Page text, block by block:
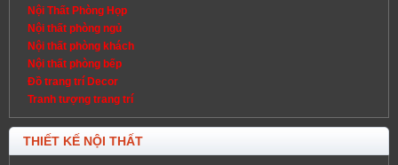
Nội Thất Phòng Họp
Nội thất phòng ngủ
Nội thất phòng khách
Nội thất phòng bếp
Đồ trang trí Decor
Tranh tượng trang trí
THIẾT KẾ NỘI THẤT